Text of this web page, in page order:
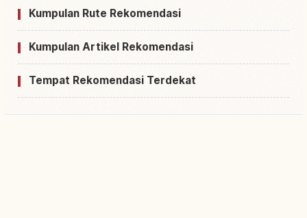
Kumpulan Rute Rekomendasi
Kumpulan Artikel Rekomendasi
Tempat Rekomendasi Terdekat